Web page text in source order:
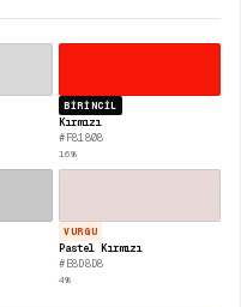
BIRINCIL
Kırmızı
#F81808
16%
VURGU
Pastel Kırmızı
#E8D8D8
4%